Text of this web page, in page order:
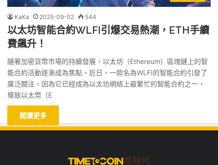
KaKa 2025-09-02 544
以太坊智能合約WLFI引爆交易熱潮，ETH手續
費飆升！
隨著加密貨幣市場的持續發展，以太坊（Ethereum）區塊鏈上的智
能合約活動逐漸成為焦點。近日，一款名為WLFI的智能合約引發了
廣泛關注，因為它已經成為以太坊網絡上最繁忙的智能合約之一，
導致以太幣（E
閱讀更多